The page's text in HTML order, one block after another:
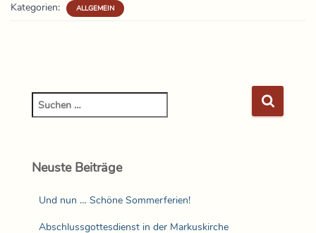
Kategorien: ALLGEMEIN
Neuste Beiträge
Und nun … Schöne Sommerferien!
Abschlussgottesdienst in der Markuskirche